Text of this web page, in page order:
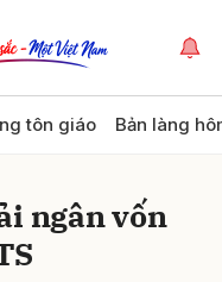
tôn giáo Bản làng
ngân vốn